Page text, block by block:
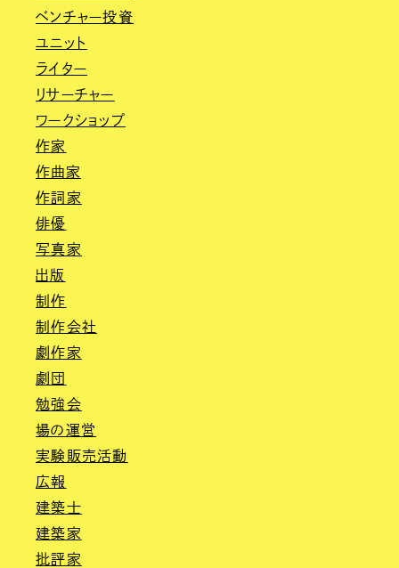
ベンチャー投資
ユニット
ライター
リサーチャー
ワークショップ
作家
作曲家
作詞家
俳優
写真家
出版
制作
制作会社
劇作家
劇団
勉強会
場の運営
実験販売活動
広報
建築士
建築家
批評家